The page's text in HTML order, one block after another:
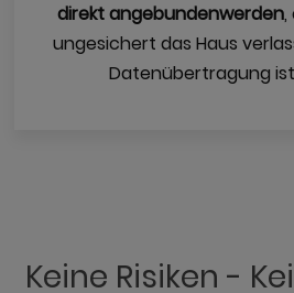
direkt angebundenwerden,
ungesichert das Haus
Datenübertragung
Keine Risiken -